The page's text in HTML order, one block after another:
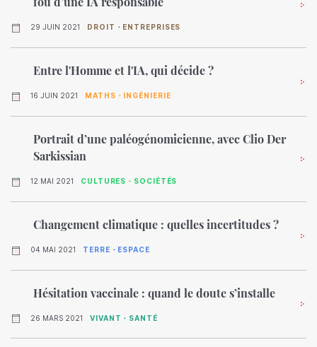
29 JUIN 2021 DROIT・ENTREPRISES
Entre l'Homme et l'IA, qui décide ?
16 JUIN 2021 MATHS・INGÉNIERIE
Portrait d’une paléogénomicienne, avec Clio Der
Sarkissian
12 MAI 2021 CULTURES・SOCIÉTÉS
Changement climatique : quelles incertitudes ?
04 MAI 2021 TERRE・ESPACE
Hésitation vaccinale : quand le doute s’installe
26 MARS 2021 VIVANT・SANTÉ